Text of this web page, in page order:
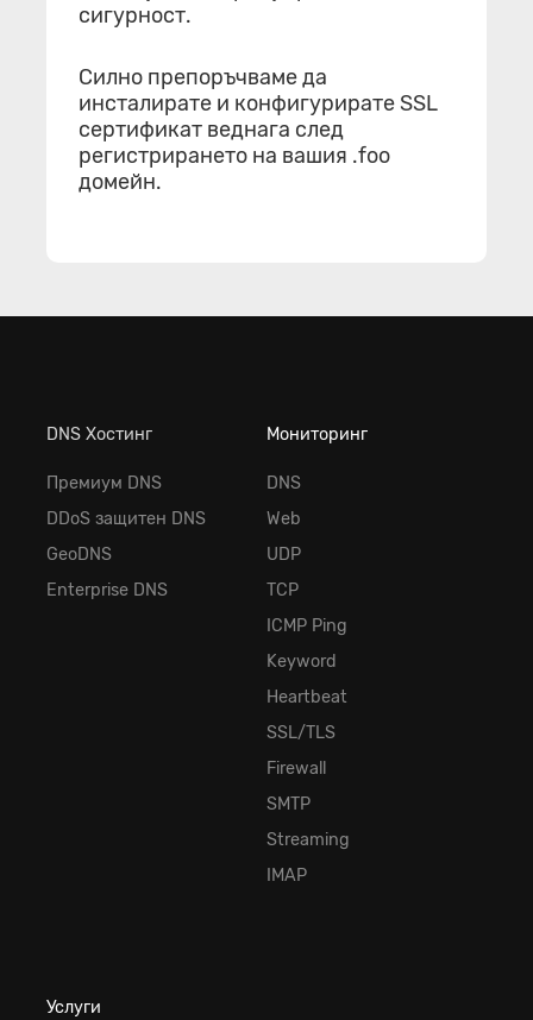
сигурност.
Силно препоръчваме да
инсталирате и конфигурирате SSL
сертификат веднага след
регистрирането на вашия .foo
домейн.
DNS Хостинг
Премиум DNS
DDoS защитен DNS
GeoDNS
Enterprise DNS
Мониторинг
DNS
Web
UDP
TCP
ICMP Ping
Keyword
Heartbeat
SSL/TLS
Firewall
SMTP
Streaming
IMAP
Услуги